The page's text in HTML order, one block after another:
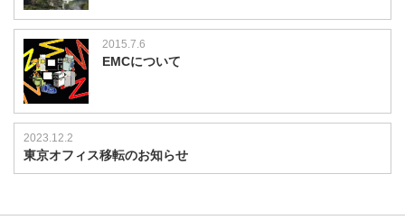
2015.7.6
EMCについて
2023.12.2
東京オフィス移転のお知らせ